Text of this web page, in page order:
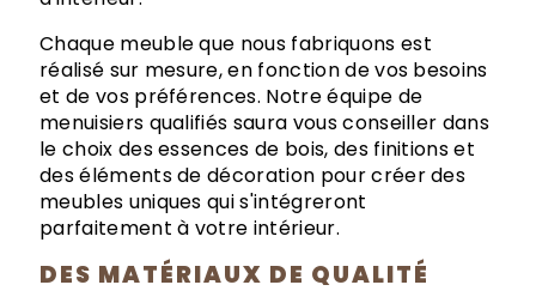
Chaque meuble que nous fabriquons est
réalisé sur mesure, en fonction de vos besoins
et de vos préférences. Notre équipe de
menuisiers qualifiés saura vous conseiller dans
le choix des essences de bois, des finitions et
des éléments de décoration pour créer des
meubles uniques qui s'intégreront
parfaitement à votre intérieur.
DES MATÉRIAUX DE QUALITÉ